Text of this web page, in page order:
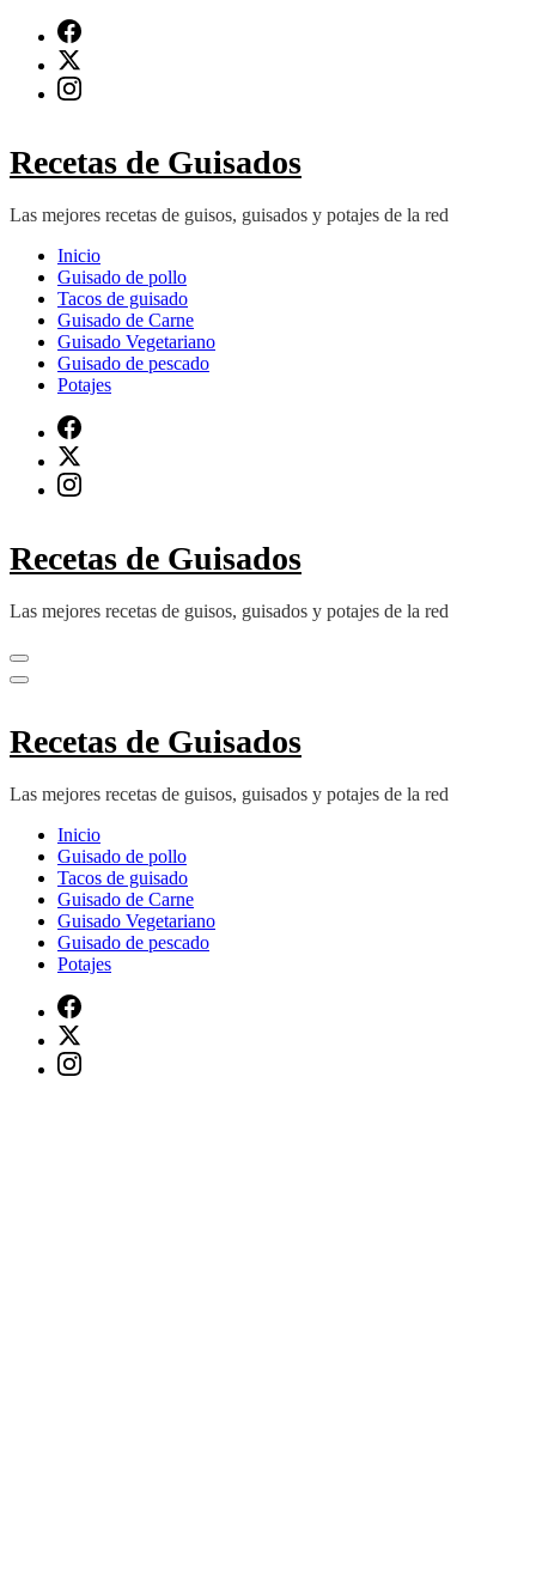
contenido
(presiona
Recetas de Guisados
Las mejores recetas de guisos, guisados y potajes de la red
Inicio
Guisado de pollo
Tacos de guisado
Guisado de Carne
Guisado Vegetariano
Guisado de pescado
Potajes
Recetas de Guisados
Las mejores recetas de guisos, guisados y potajes de la red
Recetas de Guisados
Las mejores recetas de guisos, guisados y potajes de la red
Inicio
Guisado de pollo
Tacos de guisado
Guisado de Carne
Guisado Vegetariano
Guisado de pescado
Potajes